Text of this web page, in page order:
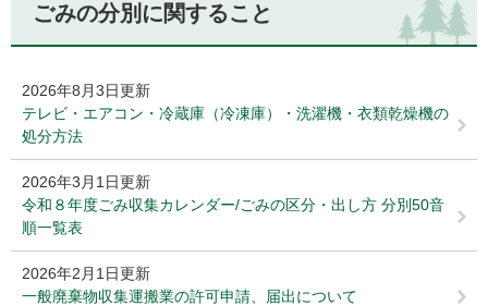
ごみの分別に関すること
2026年8月3日更新
テレビ・エアコン・冷蔵庫（冷凍庫）・洗濯機・衣類乾燥機の
処分方法
2026年3月1日更新
令和８年度ごみ収集カレンダー/ごみの区分・出し方 分別50音
順一覧表
2026年2月1日更新
一般廃棄物収集運搬業の許可申請、届出について